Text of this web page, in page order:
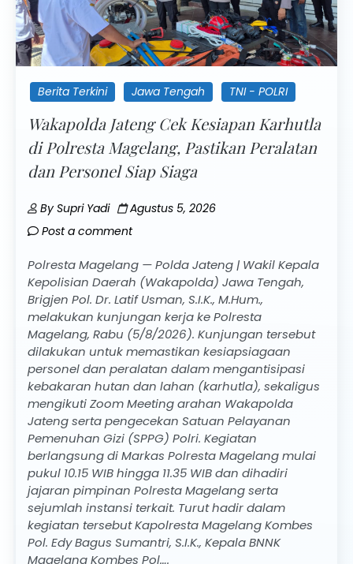
Berita Terkini Jawa Tengah TNI - POLRI
Wakapolda Jateng Cek Kesiapan Karhutla
di Polresta Magelang, Pastikan Peralatan
dan Personel Siap Siaga
BySupri Yadi
Agustus 5, 2026
Post a comment
Polresta Magelang — Polda Jateng | Wakil Kepala
Kepolisian Daerah (Wakapolda) Jawa Tengah,
Brigjen Pol. Dr. Latif Usman, S.I.K., M.Hum.,
melakukan kunjungan kerja ke Polresta
Magelang, Rabu (5/8/2026). Kunjungan tersebut
dilakukan untuk memastikan kesiapsiagaan
personel dan peralatan dalam mengantisipasi
kebakaran hutan dan lahan (karhutla), sekaligus
mengikuti Zoom Meeting arahan Wakapolda
Jateng serta pengecekan Satuan Pelayanan
Pemenuhan Gizi (SPPG) Polri. Kegiatan
berlangsung di Markas Polresta Magelang mulai
pukul 10.15 WIB hingga 11.35 WIB dan dihadiri
jajaran pimpinan Polresta Magelang serta
sejumlah instansi terkait. Turut hadir dalam
kegiatan tersebut Kapolresta Magelang Kombes
Pol. Edy Bagus Sumantri, S.I.K., Kepala BNNK
Magelang Kombes Pol….